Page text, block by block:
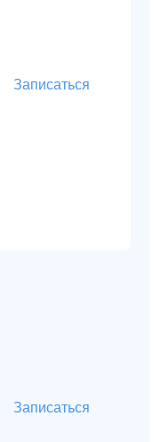
Записаться
Записаться